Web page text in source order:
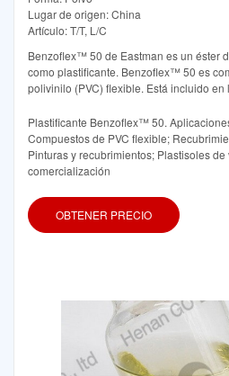
Lugar de origen: China
Artículo: T/T, L/C
Benzoflex™ 50 de Eastman es un éster
como plastificante. Benzoflex™ 50 es
polivinilo (PVC) flexible. Está incluido en
Plastificante Benzoflex™ 50.
Compuestos de PVC flexible;
Pinturas y recubrimientos; Plastisoles
comercialización
OBTENER PRECIO